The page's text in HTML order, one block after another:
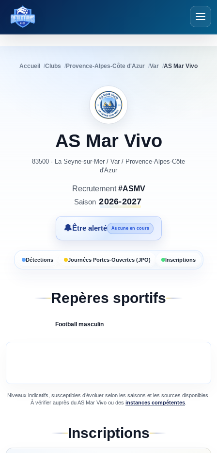
Détections Foot
Accueil Clubs Provence-Alpes-Côte d'Azur Var AS Mar Vivo
AS Mar Vivo
83500 · La Seyne-sur-Mer / Var / Provence-Alpes-Côte
d'Azur
Recrutement#ASMV
Saison 2026-2027
🔔Être alerté Aucune en cours
Détections Journées Portes-Ouvertes (JPO) Inscriptions
Repères sportifs
Football masculin
Niveaux indicatifs, susceptibles d’évoluer selon les saisons et les sources disponibles.
À vérifier auprès duAS Mar Vivo ou des instances compétentes
Inscriptions